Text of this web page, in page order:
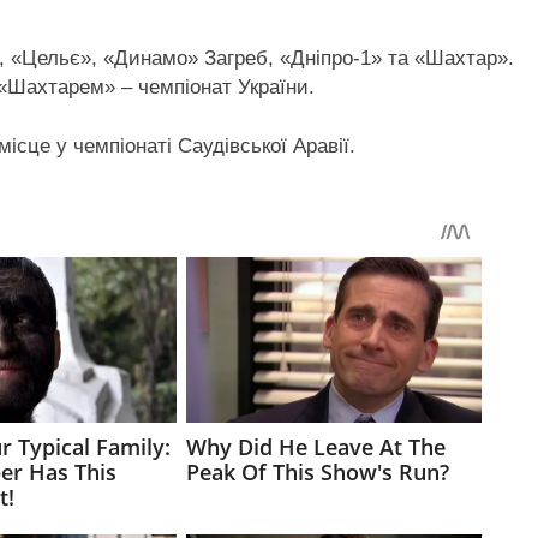
«Цельє», «Динамо» Загреб, «Дніпро-1» та «Шахтар».
– чемпіонат України.
у чемпіонаті Саудівської Аравії.